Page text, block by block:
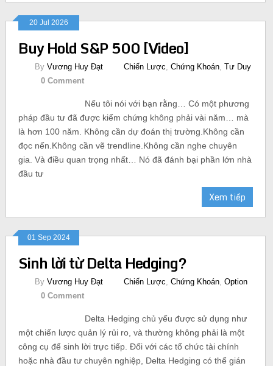
20 Jul 2026
Buy Hold S&P 500 [Video]
By Vương Huy Đạt Chiến Lược Chứng Khoán, Tư Duy
0 Comment
Nếu tôi nói với bạn rằng… Có một phương
pháp đầu tư đã được kiểm chứng không phải vài năm… mà
là hơn 100 năm. Không cần dự đoán thị trường.Không cần
đọc nến.Không cần vẽ trendline.Không cần nghe chuyên
gia. Và điều quan trọng nhất… Nó đã đánh bại phần lớn nhà
đầu tư
Xem tiếp
01 Sep 2024
Sinh lời từ Delta Hedging?
By Vương Huy Đạt Chiến Lược Chứng Khoán, Option
0 Comment
Delta Hedging chủ yếu được sử dụng như
một chiến lược quản lý rủi ro, và thường không phải là một
công cụ để sinh lời trực tiếp. Đối với các tổ chức tài chính
hoặc nhà đầu tư chuyên nghiệp, Delta Hedging có thể gián